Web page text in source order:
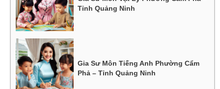
Tỉnh Quảng Ninh
Gia Sư Môn Tiếng Anh Phường Cẩm
Phả – Tỉnh Quảng Ninh